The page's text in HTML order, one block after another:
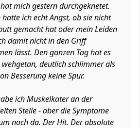
mich gestern durchgeknetet.
ich echt Angst, ob sie nicht
gemacht hat oder mein Leiden
damit nicht in den Griff
lässt. Den ganzen Tag hat es
deutlich schlimmer als
Besserung keine Spur.
ich Muskelkater an der
Stelle - aber die Symptome
noch da. Der Hit. Der absolute